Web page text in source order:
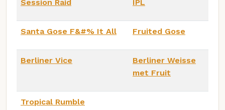
Session Raid IPL
Santa Gose F&#% It All Fruited Gose
Berliner Vice
Berliner Weisse
met Fruit
Tropical Rumble